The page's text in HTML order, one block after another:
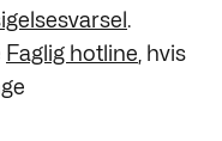
.
Faglig hotline , hvis